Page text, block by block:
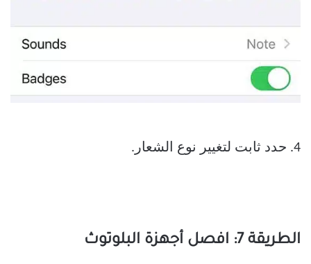
4. حدد ثابت لتغيير نوع الشعار.
الطريقة 7: افصل أجهزة البلوتوث